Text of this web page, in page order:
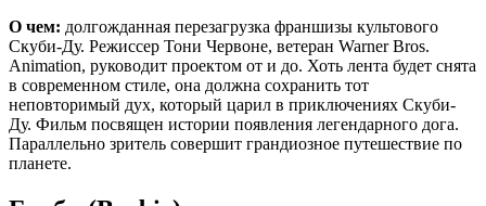
О чем: долгожданная перезагрузка франшизы культового
Скуби-Ду. Режиссер Тони Червоне, ветеран Warner Bros.
Animation, руководит проектом от и до. Хоть лента будет снята
в современном стиле, она должна сохранить тот
неповторимый дух, который царил в приключениях Скуби-
Ду. Фильм посвящен истории появления легендарного дога.
Параллельно зритель совершит грандиозное путешествие по
планете.